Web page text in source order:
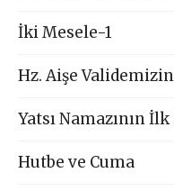
İki Mesele-1
Hz. Aişe
Yatsı Namazının
Hutbe ve Cuma